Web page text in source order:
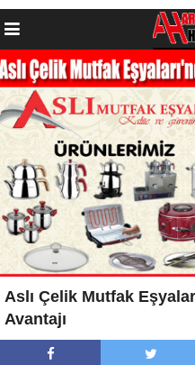
Aslı Çelik Mutfak
Avantajı